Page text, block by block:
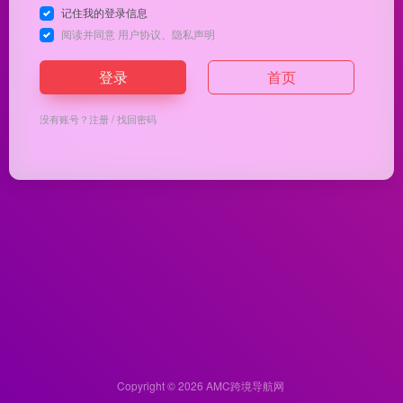
记住我的登录信息
阅读并同意 用户协议 隐私声明
登录 首页
没有账号？注册/找回密码
Copyright © 2026 AMC跨境导航网